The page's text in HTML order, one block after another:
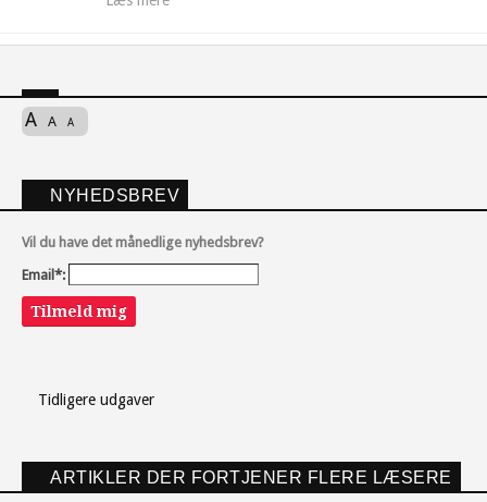
A A A
NYHEDSBREV
Vil du have det månedlige nyhedsbrev?
Email*:
Tilmeld mig
Tidligere udgaver
ARTIKLER DER FORTJENER FLERE LÆSERE